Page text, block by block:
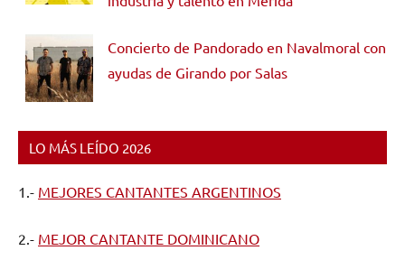
Concierto de Pandorado en Navalmoral con
ayudas de Girando por Salas
LO MÁS LEÍDO 2026
1.- MEJORES CANTANTES ARGENTINOS
2.- MEJOR CANTANTE DOMINICANO